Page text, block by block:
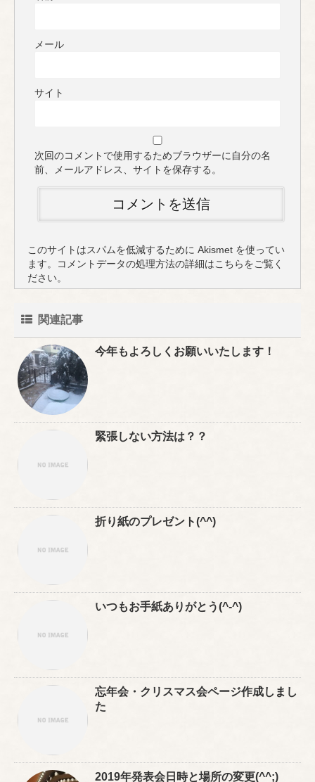
メール
サイト
次回のコメントで使用するためブラウザーに自分の名
前、メールアドレス、サイトを保存する。
このサイトはスパムを低減するために Akismet を使ってい
ます。
コメントデータの処理方法の詳細はこちらをご覧く
ださい。
関連記事
今年もよろしくお願いいたします！
緊張しない方法は？？
折り紙のプレゼント(^^)
いつもお手紙ありがとう(^-^)
忘年会・クリスマス会ページ作成しまし
た
2019年発表会日時と場所の変更(^^;)